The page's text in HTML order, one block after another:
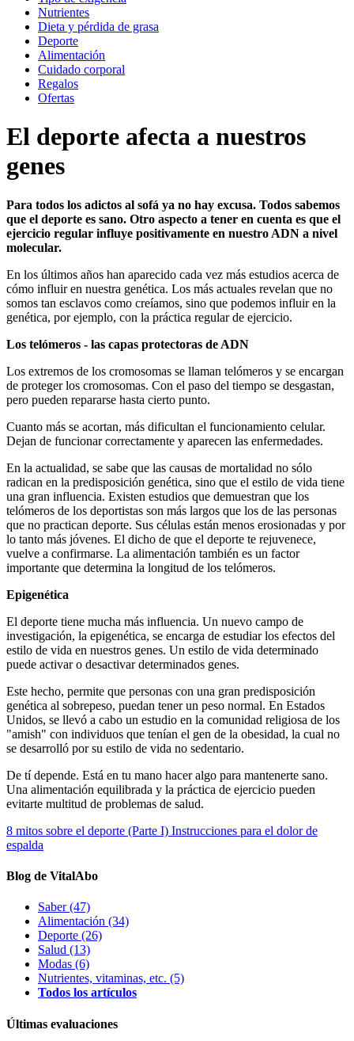
Nutrientes
Dieta y pérdida de grasa
Deporte
Alimentación
Cuidado corporal
Regalos
Ofertas
El deporte afecta a nuestros
genes
Para todos los adictos al sofá ya no hay excusa. Todos sabemos
que el deporte es sano. Otro aspecto a tener en cuenta es que el
ejercicio regular influye positivamente en nuestro ADN a nivel
molecular.
En los últimos años han aparecido cada vez más estudios acerca de
cómo influir en nuestra genética. Los más actuales revelan que no
somos tan esclavos como creíamos, sino que podemos influir en la
genética, por ejemplo, con la práctica regular de ejercicio.
Los telómeros - las capas protectoras de ADN
Los extremos de los cromosomas se llaman telómeros y se encargan
de proteger los cromosomas. Con el paso del tiempo se desgastan,
pero pueden repararse hasta cierto punto.
Cuanto más se acortan, más dificultan el funcionamiento celular.
Dejan de funcionar correctamente y aparecen las enfermedades.
En la actualidad, se sabe que las causas de mortalidad no sólo
radican en la predisposición genética, sino que el estilo de vida tiene
una gran influencia. Existen estudios que demuestran que los
telómeros de los deportistas son más largos que los de las personas
que no practican deporte. Sus células están menos erosionadas y por
lo tanto más jóvenes. El dicho de que el deporte te rejuvenece,
vuelve a confirmarse. La alimentación también es un factor
importante que determina la longitud de los telómeros.
Epigenética
El deporte tiene mucha más influencia. Un nuevo campo de
investigación, la epigenética, se encarga de estudiar los efectos del
estilo de vida en nuestros genes. Un estilo de vida determinado
puede activar o desactivar determinados genes.
Este hecho, permite que personas con una gran predisposición
genética al sobrepeso, puedan tener un peso normal. En Estados
Unidos, se llevó a cabo un estudio en la comunidad religiosa de los
"amish" con individuos que tenían el gen de la obesidad, la cual no
se desarrolló por su estilo de vida no sedentario.
De tí depende. Está en tu mano hacer algo para mantenerte sano.
Una alimentación equilibrada y la práctica de ejercicio pueden
evitarte multitud de problemas de salud.
8 mitos sobre el deporte (Parte I) Instrucciones para el dolor de
espalda
Blog de VitalAbo
Saber(47)
Alimentación (34)
Deporte (26)
Salud (13)
Modas (6)
Nutrientes, vitaminas, etc. (5)
Todos los artículos
Últimas evaluaciones